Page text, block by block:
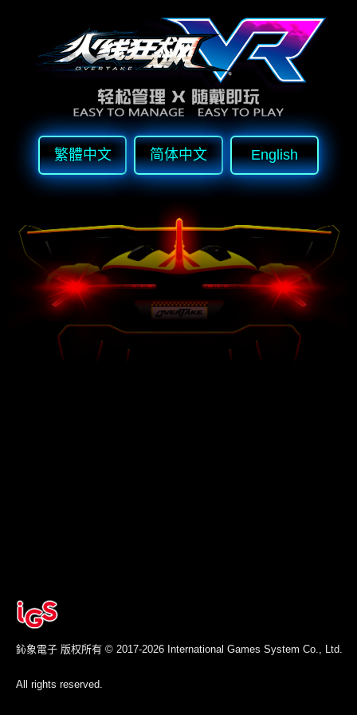
繁體中文 简体中文 English
鈊象電子 版权所有 © 2017-2026 International Games System Co., Ltd.
All rights reserved.